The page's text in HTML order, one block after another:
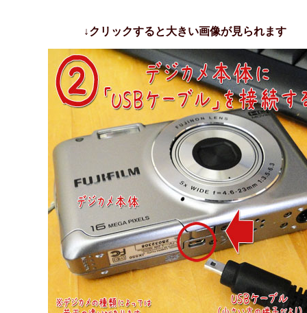
↓クリックすると大きい画像が見られます